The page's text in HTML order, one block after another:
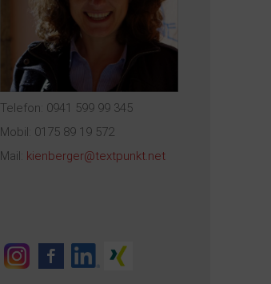
Telefon: 0941 599 99 345
Mobil: 0175 89 19 572
Mail: kienberger@textpunkt.net